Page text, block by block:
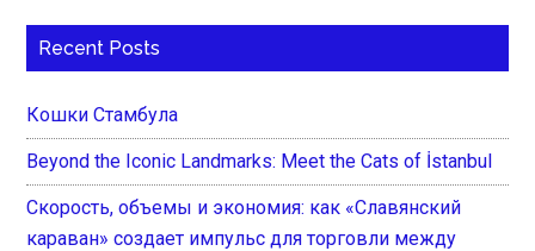
Recent Posts
Кошки Стамбула
Beyond the Iconic Landmarks: Meet the Cats of İstanbul
Скорость, объемы и экономия: как «Славянский
караван» создает импульс для торговли между